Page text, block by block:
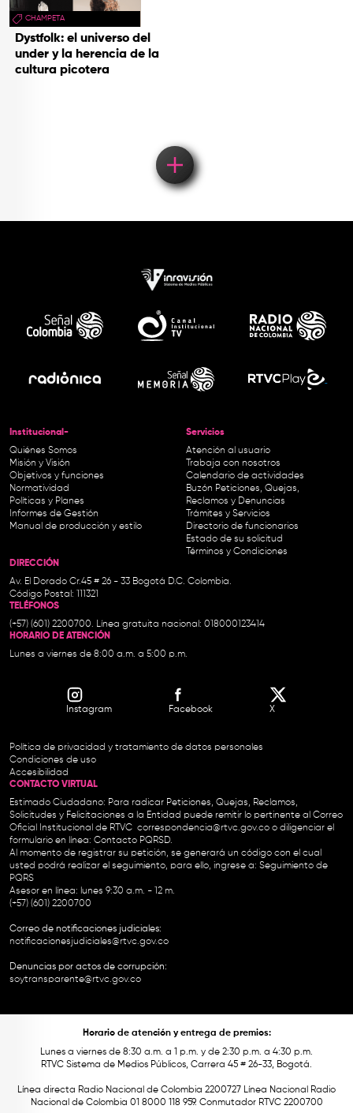
CHAMPETA
Dystfolk: el universo del
under y la herencia de la
cultura picotera
Institucional-
Quiénes Somos
Misión y Visión
Objetivos y funciones
Normatividad
Políticas y Planes
Informes de Gestión
Manual de producción y estilo
Servicios
Atención al usuario
Trabaja con nosotros
Calendario de actividades
Buzón Peticiones, Quejas,
Reclamos y Denuncias
Trámites y Servicios
Directorio de funcionarios
Estado de su solicitud
Términos y Condiciones
DIRECCIÓN
Av. El Dorado Cr.45 # 26 - 33 Bogotá D.C. Colombia.
Código Postal: 111321
TELÉFONOS
(+57) (601) 2200700. Línea gratuita nacional: 018000123414
HORARIO DE ATENCIÓN
Lunes a viernes de 8:00 a.m. a 5:00 p.m.
Instagram Facebook X
Política de privacidad y tratamiento de datos personales
Condiciones de uso
Accesibilidad
CONTACTO VIRTUAL
Estimado Ciudadano: Para radicar Peticiones, Quejas, Reclamos,
Solicitudes y Felicitaciones a la Entidad puede remitir lo pertinente al Correo
Oficial Institucional de RTVC correspondencia@rtvc.gov.co o diligenciar el
formulario en línea: Contacto PQRSD.
Al momento de registrar su petición, se generará un código con el cual
usted podrá realizar el seguimiento, para ello, ingrese a: Seguimiento de
PQRS
Asesor en línea: lunes 9:30 a.m. - 12 m.
(+57) (601) 2200700
Correo de notificaciones judiciales:
notificacionesjudiciales@rtvc.gov.co
Denuncias por actos de corrupción:
soytransparente@rtvc.gov.co
Horario de atención y entrega de premios:
Lunes a viernes de 8:30 a.m. a 1 p.m. y de 2:30 p.m. a 4:30 p.m.
RTVC Sistema de Medios Públicos, Carrera 45 # 26-33, Bogotá.
Línea directa Radio Nacional de Colombia 2200727 Línea Nacional Radio
Nacional de Colombia 01 8000 118 959. Conmutador RTVC 2200700